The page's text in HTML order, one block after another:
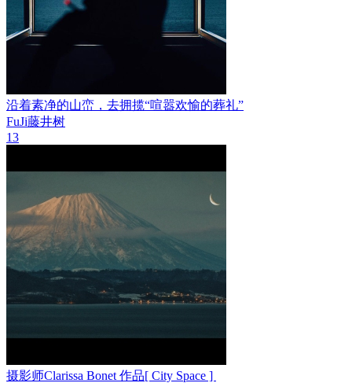
沿着素净的山峦，去拥揽“喧嚣欢愉的葬礼”
FuJi藤井树
13
摄影师Clarissa Bonet ​​​​作品[ City Space ] ​​​​